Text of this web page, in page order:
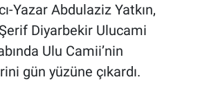
Yazar Abdulaziz Yatkın,
Diyarbekir Ulucami
Ulu Camii’nin
gün yüzüne çıkardı.